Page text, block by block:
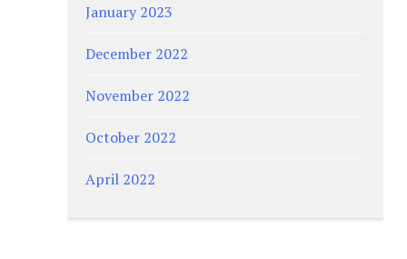
January 2023
December 2022
November 2022
October 2022
April 2022